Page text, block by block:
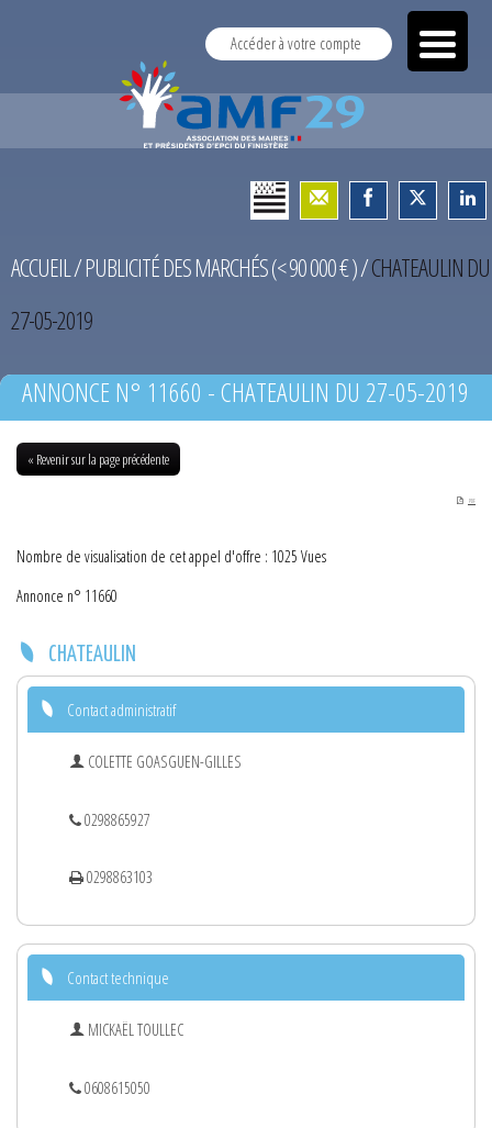
Accéder à votre compte
ACCUEIL/PUBLICITÉ DES MARCHÉS (< 90 000 € )/CHATEAULIN DU
27-05-2019
ANNONCE N° 11660 - CHATEAULIN DU 27-05-2019
« Revenir sur la page précédente
PDF
Nombre de visualisation de cet appel d'offre : 1025 Vues
Annonce n° 11660
CHATEAULIN
Contact administratif
COLETTE GOASGUEN-GILLES
0298865927
0298863103
Contact technique
MICKAËL TOULLEC
0608615050